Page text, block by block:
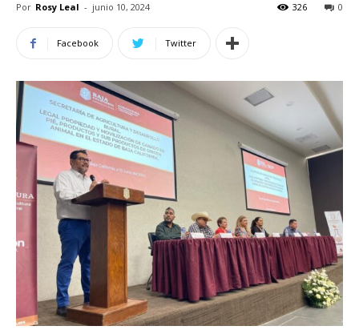
Por Rosy Leal - junio 10, 2024 0
326
Facebook Twitter